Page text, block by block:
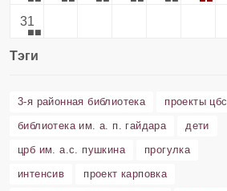
31
Тэги
3-я районная библиотека
проекты цбс
библиотека им. а. п. гайдара
дети
црб им. а.с. пушкина
прогулка
интенсив
проект карповка